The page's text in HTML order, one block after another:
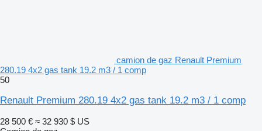
camion de gaz Renault Premium
280.19 4x2 gas tank 19.2 m3 / 1 comp
50
Renault Premium 280.19 4x2 gas tank 19.2 m3 / 1 comp
28 500 € ≈ 32 930 $ US